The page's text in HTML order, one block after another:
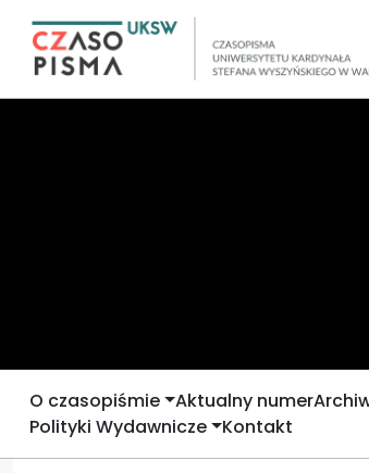
O czasopiśmie Aktualny numer
Polityki Wydawnicze Kontakt